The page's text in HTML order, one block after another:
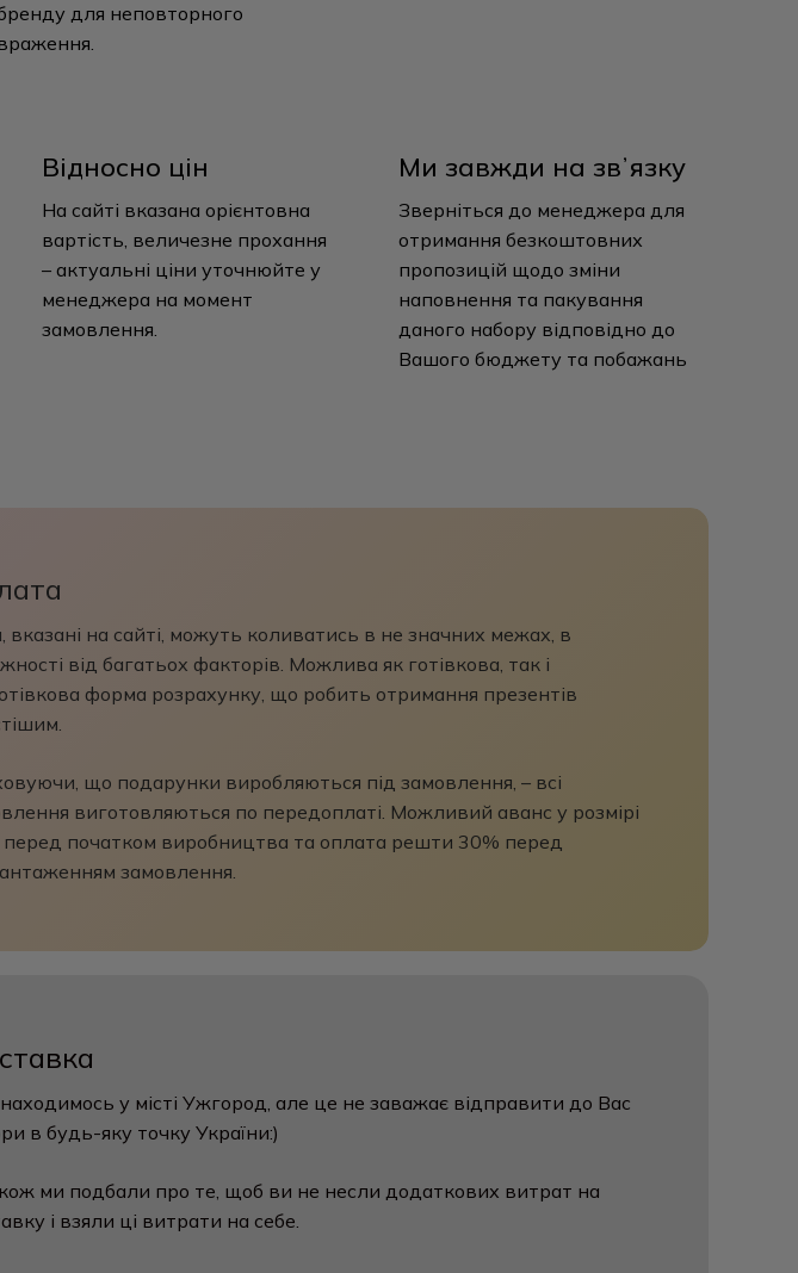
для неповторного
Відносно цін
На сайті вказана орієнтовна
вартість, величезне прохання
– актуальні ціни уточнюйте у
менеджера на момент
замовлення.
Ми завжди на звʼязку
Зверніться до менеджера для
отримання безкоштовних
пропозицій щодо зміни
наповнення та пакування
даного набору відповідно до
Вашого бюджету та побажань
вказані на сайті, можуть коливатись в не значних межах, в
від багатьох факторів. Можлива як готівкова, так і
форма розрахунку, що робить отримання презентів
що подарунки виробляються під замовлення, – всі
виготовляються по передоплаті. Можливий аванс у розмірі
перед початком виробництва та оплата решти 30% перед
замовлення.
у місті Ужгород, але це не заважає відправити до Вас
в будь-яку точку України:)
ми подбали про те, щоб ви не несли додаткових витрат на
і взяли ці витрати на себе.